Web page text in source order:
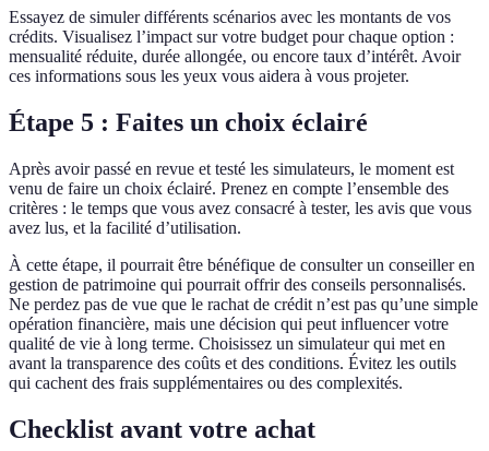
Essayez de simuler différents scénarios avec les montants de vos
crédits. Visualisez l’impact sur votre budget pour chaque option :
mensualité réduite, durée allongée, ou encore taux d’intérêt. Avoir
ces informations sous les yeux vous aidera à vous projeter.
Étape 5 : Faites un choix éclairé
Après avoir passé en revue et testé les simulateurs, le moment est
venu de faire un choix éclairé. Prenez en compte l’ensemble des
critères : le temps que vous avez consacré à tester, les avis que vous
avez lus, et la facilité d’utilisation.
À cette étape, il pourrait être bénéfique de consulter un conseiller en
gestion de patrimoine qui pourrait offrir des conseils personnalisés.
Ne perdez pas de vue que le rachat de crédit n’est pas qu’une simple
opération financière, mais une décision qui peut influencer votre
qualité de vie à long terme. Choisissez un simulateur qui met en
avant la transparence des coûts et des conditions. Évitez les outils
qui cachent des frais supplémentaires ou des complexités.
Checklist avant votre achat